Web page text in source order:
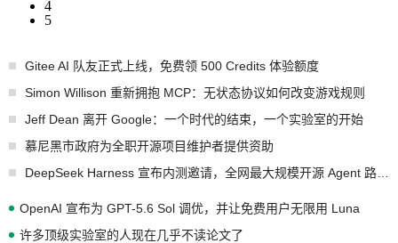
4
5
Gitee AI 队友正式上线，免费领 500 Credits 体验额度
Simon Willison 重新拥抱 MCP：无状态协议如何改变游戏规则
Jeff Dean 离开 Google：一个时代的结束，一个实验室的开始
慕尼黑市政府为全职开源项目维护者提供资助
OpenAI 宣布为 GPT-5.6 Sol 调优，并让免费用户无限用 Luna
许多顶级实验室的人现在几乎不读论文了